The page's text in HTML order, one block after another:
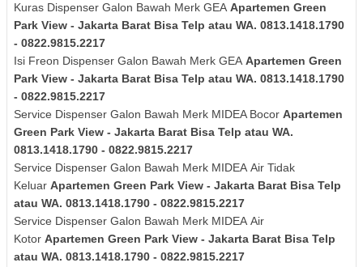
Kuras Dispenser Galon Bawah Merk GEA Apartemen Green
Park View - Jakarta Barat Bisa Telp atau WA. 0813.1418.1790
- 0822.9815.2217
Isi Freon Dispenser Galon Bawah Merk GEA Apartemen Green
Park View - Jakarta Barat Bisa Telp atau WA. 0813.1418.1790
- 0822.9815.2217
Service Dispenser Galon Bawah Merk MIDEA Bocor Apartemen
Green Park View - Jakarta Barat Bisa Telp atau WA.
0813.1418.1790 - 0822.9815.2217
Service Dispenser Galon Bawah Merk MIDEA Air Tidak
Keluar Apartemen Green Park View - Jakarta Barat Bisa Telp
atau WA. 0813.1418.1790 - 0822.9815.2217
Service Dispenser Galon Bawah Merk MIDEA Air
Kotor Apartemen Green Park View - Jakarta Barat Bisa Telp
atau WA. 0813.1418.1790 - 0822.9815.2217